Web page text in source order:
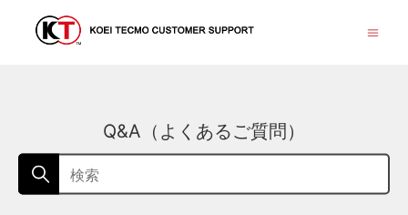
Q&A（よくあるご質問）